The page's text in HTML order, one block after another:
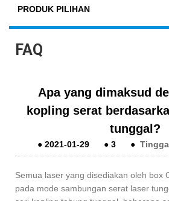
PRODUK PILIHAN
FAQ
Apa yang dimaksud
kopling serat
tunggal?
●2021-01-29 ●3 ●
Semua laser yang disediakan oleh box
pada mode sambungan serat laser